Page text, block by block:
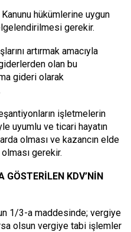
hükümlerine uygun
gerekir.
artırmak amacıyla
olan bu
gideri olarak
işletmelerin
uyumlu ve ticari hayatın
olması ve kazancın elde
gerekir.
GÖSTERİLEN KDV’NİN
1/3-a maddesinde; vergiye
olsun vergiye tabi işlemler